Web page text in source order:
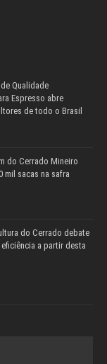
Qualidade
Espresso abre
de todo o Brasil
do Cerrado Mineiro
mil sacas na safra
do Cerrado debate
a partir desta